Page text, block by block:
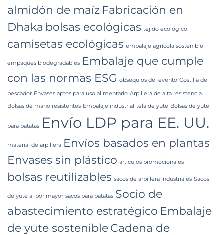
almidón de maíz Fabricación en
Dhaka bolsas ecológicas tejido ecológico
camisetas ecológicas embalaje agrícola sostenible
empaques biodegradables Embalaje que cumple
con las normas ESG obsequios del evento Costilla de
pescador Envases aptos para uso alimentario Arpillera de alta resistencia
Bolsas de mano resistentes Embalaje industrial tela de yute Bolsas de yute
para patatas Envío LDP para EE. UU.
material de arpillera Envíos basados ​​en plantas
Envases sin plástico artículos promocionales
bolsas reutilizables sacos de arpillera industriales Sacos
de yute al por mayor sacos para patatas Socio de
abastecimiento estratégico Embalaje
de yute sostenibleCadena de